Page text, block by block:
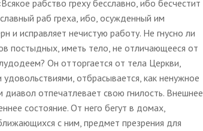
рабство греху бесславно, ибо бесчестит
раб греха, ибо, осужденный им
и исправляет нечистую работу. Не гнусно ли
постыдных, иметь тело, не отличающееся от
Он отторгается от тела Церкви,
отбрасывается, как ненужное
отпечатлевает свою гнилость. Внешнее
состояние. От него бегут в домах,
с ним, предмет презрения для